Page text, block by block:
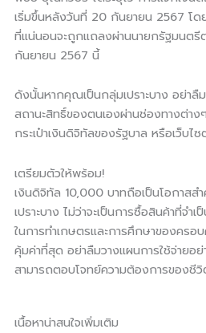
เริ่มขึ้นหลังวันที่ 20 กันยายน 2567 โด
ที่แน่นอนจะถูกแถลงผ่านนายกรัฐมนตรี
กันยายน 2567 นี้
ดังนั้นหากคุณเป็นกลุ่มเปราะบาง อย่าลื
สถานะสิทธิ์ของตนเองผ่านช่องทางต่าง
กระเป๋าเงินดิจิทัลของรัฐบาล หรือเว็บไ
เตรียมตัวให้พร้อม!
เงินดิจิทัล 10,000 บาทถือเป็นโอกาสส
เปราะบาง ไม่ว่าจะเป็นการซื้อสินค้าที่จำ
ในการทำเกษตรและการศึกษาของครอ
คุ้มค่าที่สุด อย่าลืมวางแผนการใช้จ่ายอ
สามารถตอบโจทย์ความต้องการของชี
เนื้อหาน่าสนใจเพิ่มเติม